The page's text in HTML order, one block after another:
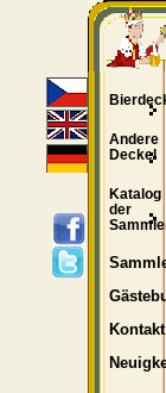
Andere
Deckel
Katalog
der
Kontakt